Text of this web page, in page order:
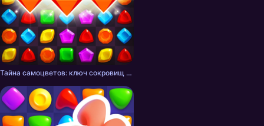
Тайна самоцветов: ключ сокровищ - три в ряд